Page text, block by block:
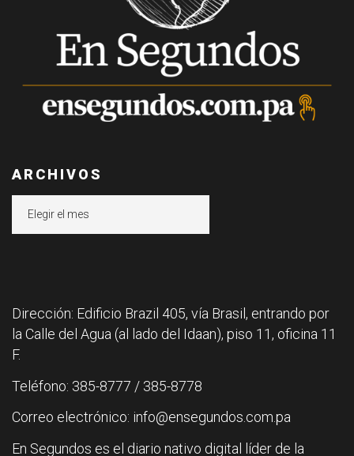
ARCHIVOS
Dirección: Edificio Brazil 405, vía Brasil, entrando por
la Calle del Agua (al lado del Idaan), piso 11, oficina 11
F.
Teléfono: 385-8777 / 385-8778
Correo electrónico: info@ensegundos.com.pa
En Segundos es el diario nativo digital líder de la